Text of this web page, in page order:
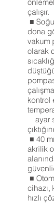
çalışır.
■
dona
vakum
olarak
kontrol
ayar
■ 40
akrilik
■
cihazı,
hızlı